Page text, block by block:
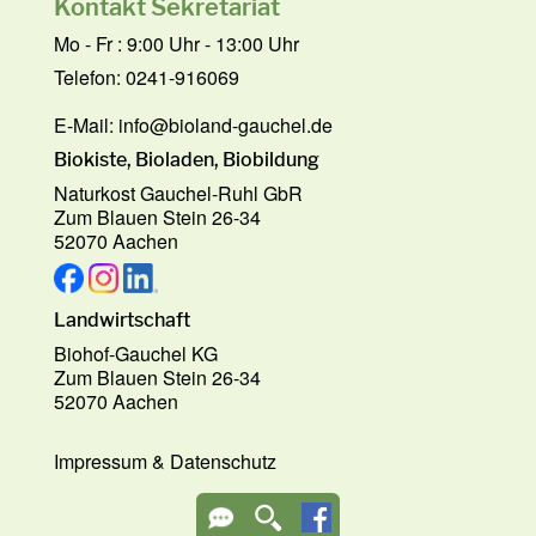
Kontakt Sekretariat
Mo - Fr : 9:00 Uhr - 13:00 Uhr
Telefon: 0241-916069
E-Mail: info@bioland-gauchel.de
Biokiste, Bioladen, Biobildung
Naturkost Gauchel-Ruhl GbR
Zum Blauen Stein 26-34
52070 Aachen
Landwirtschaft
Biohof-Gauchel KG
Zum Blauen Stein 26-34
52070 Aachen
Impressum& Datenschutz